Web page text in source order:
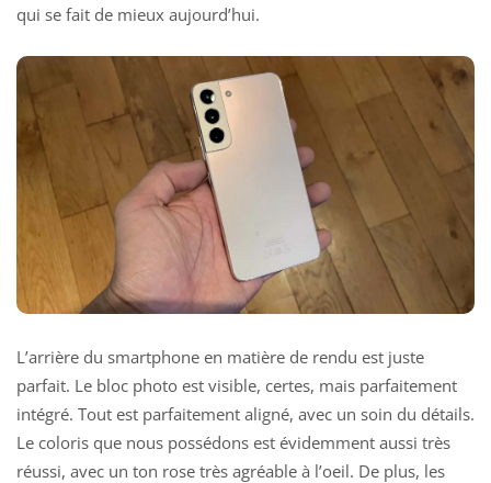
qui se fait de mieux aujourd’hui.
L’arrière du smartphone en matière de rendu est juste
parfait. Le bloc photo est visible, certes, mais parfaitement
intégré. Tout est parfaitement aligné, avec un soin du détails.
Le coloris que nous possédons est évidemment aussi très
réussi, avec un ton rose très agréable à l’oeil. De plus, les